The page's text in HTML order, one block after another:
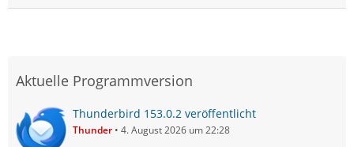
Aktuelle Programmversion
Thunderbird 153.0.2 veröffentlicht
Thunder 4. August 2026 um 22:28